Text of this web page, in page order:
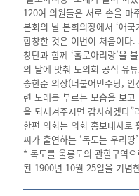
120여 의원들은 서로 손을 마
본회의 날 본회의장에서 ‘애
합창한 것은 이번이 처음이다
창단과 함께 ‘홀로아리랑’을
의 날에 맞춰 도의회 공식 유
송한준 의장(더불어민주당,
련 노래를 부르는 모습을 보
을 되새겨주시면 감사하겠다”
한편 의회는 의회 홍보대사로
씨가 출연하는 ‘독도는 우리
* 독도를 울릉도의 관할구역
된 1900년 10월 25일을 기념